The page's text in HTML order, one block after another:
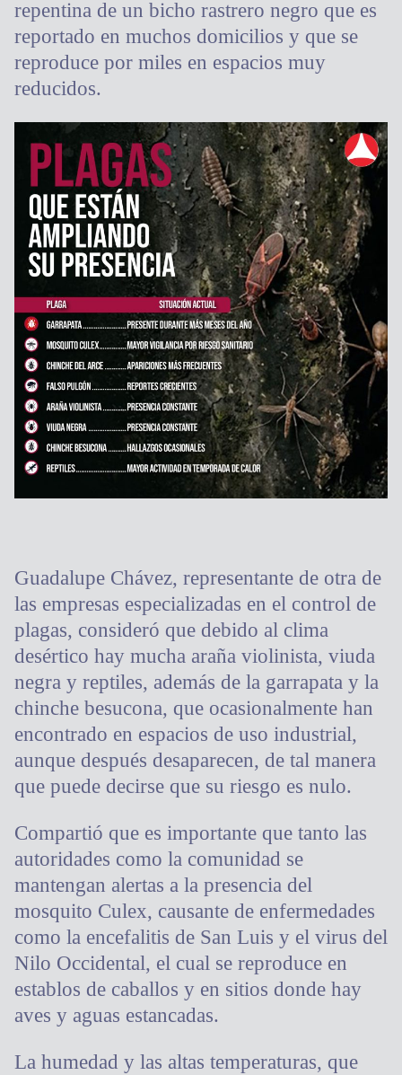
repentina de un bicho rastrero negro que es
reportado en muchos domicilios y que se
reproduce por miles en espacios muy
reducidos.
Guadalupe Chávez, representante de otra de
las empresas especializadas en el control de
plagas, consideró que debido al clima
desértico hay mucha araña violinista, viuda
negra y reptiles, además de la garrapata y la
chinche besucona, que ocasionalmente han
encontrado en espacios de uso industrial,
aunque después desaparecen, de tal manera
que puede decirse que su riesgo es nulo.
Compartió que es importante que tanto las
autoridades como la comunidad se
mantengan alertas a la presencia del
mosquito Culex, causante de enfermedades
como la encefalitis de San Luis y el virus del
Nilo Occidental, el cual se reproduce en
establos de caballos y en sitios donde hay
aves y aguas estancadas.
La humedad y las altas temperaturas, que